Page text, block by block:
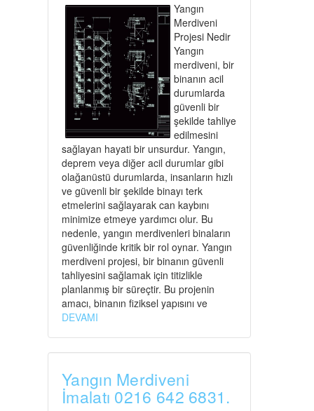
Yangın
Merdiveni
Projesi Nedir
Yangın
merdiveni, bir
binanın acil
durumlarda
güvenli bir
şekilde tahliye
edilmesini
sağlayan hayati bir unsurdur. Yangın,
deprem veya diğer acil durumlar gibi
olağanüstü durumlarda, insanların hızlı
ve güvenli bir şekilde binayı terk
etmelerini sağlayarak can kaybını
minimize etmeye yardımcı olur. Bu
nedenle, yangın merdivenleri binaların
güvenliğinde kritik bir rol oynar. Yangın
merdiveni projesi, bir binanın güvenli
tahliyesini sağlamak için titizlikle
planlanmış bir süreçtir. Bu projenin
amacı, binanın fiziksel yapısını ve
DEVAMI
Yangın Merdiveni
İmalatı 0216 642 6831.